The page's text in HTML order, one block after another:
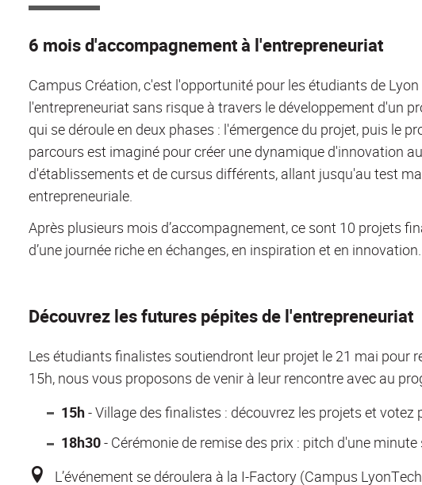
6 mois d'accompagnement à l'entrepreneuriat
Campus Création, c'est l'opportunité pour les étudiants de
l'entrepreneuriat sans risque à travers le développement d'un
qui se déroule en deux phases : l'émergence du projet, puis le
parcours est imaginé pour créer une dynamique d'innovation
d'établissements et de cursus différents, allant jusqu'au test
entrepreneuriale.
Après plusieurs mois d’accompagnement, ce sont 10 projets
d’une journée riche en échanges, en inspiration et en innovation.
Découvrez les futures pépites de l'entrepreneuriat
Les étudiants finalistes soutiendront leur projet le 21 mai pour
15h, nous vous proposons de venir à leur rencontre avec au
15h- Village des finalistes : découvrez les projets et votez
18h30- Cérémonie de remise des prix : pitch d'une
L’événement se déroulera à la I-Factory (Campus